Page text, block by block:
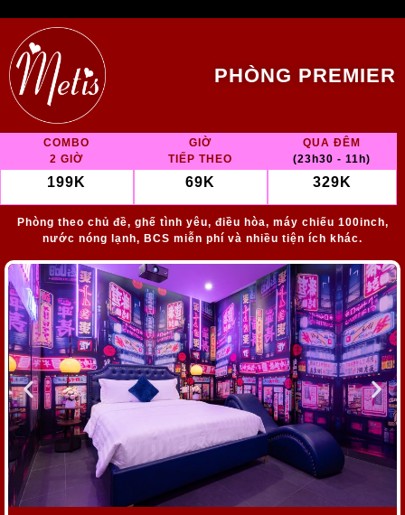
PHÒNG PREMIER
COMBO
2 GIỜ
GIỜ
TIẾP THEO
QUA ĐÊM
(23h30 - 11h)
199K 69K 329K
Phòng theo chủ đề, ghế tình yêu, điều hòa, máy chiếu 100inch,
nước nóng lạnh, BCS miễn phí và nhiều tiện ích khác.